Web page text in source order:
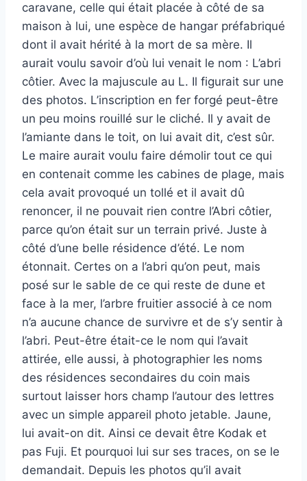
caravane, celle qui était placée à côté de sa
maison à lui, une espèce de hangar préfabriqué
dont il avait hérité à la mort de sa mère. Il
aurait voulu savoir d’où lui venait le nom : L’abri
côtier. Avec la majuscule au L. Il figurait sur une
des photos. L’inscription en fer forgé peut-être
un peu moins rouillé sur le cliché. Il y avait de
l’amiante dans le toit, on lui avait dit, c’est sûr.
Le maire aurait voulu faire démolir tout ce qui
en contenait comme les cabines de plage, mais
cela avait provoqué un tollé et il avait dû
renoncer, il ne pouvait rien contre l’Abri côtier,
parce qu’on était sur un terrain privé. Juste à
côté d’une belle résidence d’été. Le nom
étonnait. Certes on a l’abri qu’on peut, mais
posé sur le sable de ce qui reste de dune et
face à la mer, l’arbre fruitier associé à ce nom
n’a aucune chance de survivre et de s’y sentir à
l’abri. Peut-être était-ce le nom qui l’avait
attirée, elle aussi, à photographier les noms
des résidences secondaires du coin mais
surtout laisser hors champ l’autour des lettres
avec un simple appareil photo jetable. Jaune,
lui avait-on dit. Ainsi ce devait être Kodak et
pas Fuji. Et pourquoi lui sur ses traces, on se le
demandait. Depuis les photos qu’il avait